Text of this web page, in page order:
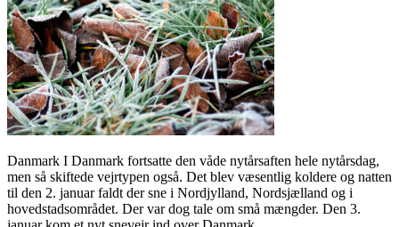
Danmark I Danmark fortsatte den våde nytårsaften hele nytårsdag,
men så skiftede vejrtypen også. Det blev væsentlig koldere og natten
til den 2. januar faldt der sne i Nordjylland, Nordsjælland og i
hovedstadsområdet. Der var dog tale om små mængder. Den 3.